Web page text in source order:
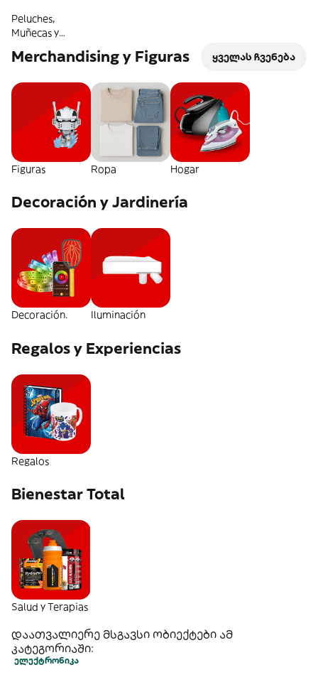
Peluches,
Muñecas y
Merchandising y Figuras ყველას ჩვენება
Figuras Ropa Hogar
Decoración y Jardinería
Decoración. Iluminación
Regalos y Experiencias
Regalos
Bienestar Total
Salud y Terapias
დაათვალიერე მსგავსი ობიექტები ამ
კატეგორიაში:
ელექტრონიკა